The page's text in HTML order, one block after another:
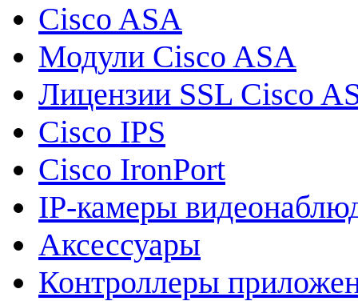
Cisco ASA
Модули Cisco ASA
Лицензии SSL Cisco
Cisco IPS
Cisco IronPort
IP-камеры
Аксессуары
Контроллеры